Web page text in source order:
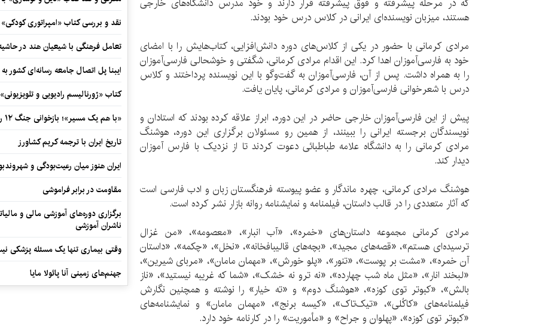
هستند، میزبان نویسنده‌ای‌ ایرانی در کلاس درس خود بودند.
مرادی کرمانی با حضور در یکی از کلاس‌های دوره دانش‌افزایی، کتاب‌هایش را با امضای
خود به فارسی‌آموزان اهدا کرد. این اقدام مرادی کرمانی، شگفتی و خوشحالی فارسی‌آموزان
را به همراه داشت. پس از آن، فارسی‌آموزان به گفت‌وگو با این نویسنده پرداختند و کلاس‌
درس با شعرخوانی فارسی‌آموزان و مرادی کرمانی، پایان یافت.
پیش از این فارسی‌آموزان خارجی حاضر در این دوره، ابراز علاقه کرده‌ بودند که استادان و
نویسندگان برجسته‌ ایرانی را ببینند، از همین رو مسئولان برگزاری این دوره، هوشنگ
مرادی کرمانی را به دانشگاه علامه طباطبائی دعوت کردند تا از نزدیک با فارس‌ آموزان
دیدار کند.
هوشنگ مرادی کرمانی، چهره ماندگار و عضو پیوسته فرهنگستان زبان و ادب فارسی است
که آثار متعددی را در قالب داستان، فیلمنامه و نمایشنامه روانه بازار نشر کرده است.
مرادی کرمانی مجموعه داستان‌های «خمره»، «آب انبار»، «معصومه»، «من غزال
ترسیده‌ای هستم»، «قصه‌های مجید»، «بچه‌های قالیبافخانه»، «نخل»، «چکمه»، «داستان
آن خمره»، «مشت بر پوست»، «تنور»، «پلو خورش»، «مهمان مامان»، «مربای شیرین»،
«لبخند انار»، «مثل ماه شب چهارده»، «نه ترو نه خشک»، «شما که غریبه نیستید»، «ناز
بالش»، «کبوتر توی کوزه»، «هوشنگ دوم» و «ته خیار» را نوشته و همچنین نگارش
فیلمنامه‌های «کاکُلی»، «تیک‌‌تاک»، «کیسه برنج»، «مهمان مامان» و نمایشنامه‌های
«کبوتر توی کوزه»، «پهلوان و جراح» و «مأموریت» را در کارنامه خود دارد.
نقد و بررسی کتاب «امپراتوری کودکی»
تعامل فرهنگی با شیعیان هند در
ایبنا پل اتصال جامعه رسانه‌ای کشور
کتاب «ژورنالیسم رادیویی و تلویزیونی»
«با هم یک مسیر»؛ بازخوانی جنگ ۱۲ روزه در قاب یک رمان کوتاه
تاریخ ایران با ترجمه کریم کشاورز
ایران هنوز میان رعیت‌بودگی و
مقاومت در برابر فراموشی
برگزاری دوره‌های آموزشی مالی و
ناشران آموزشی
وقتی بیماری تنها یک مسئله پزشکی
جهنم‌های زمینی آنا پائولا مایا